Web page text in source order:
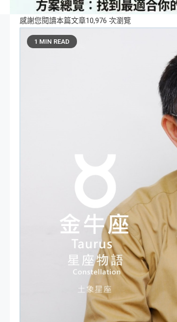
感謝您閱讀本篇文章10,976 次瀏覽
1 MIN READ